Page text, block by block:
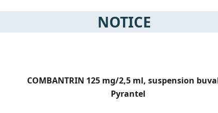
NOTICE
COMBANTRIN 125 mg/2,5 ml, suspension
Pyrantel